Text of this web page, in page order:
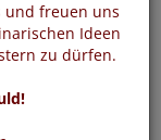
freuen uns
Ideen
zu dürfen.